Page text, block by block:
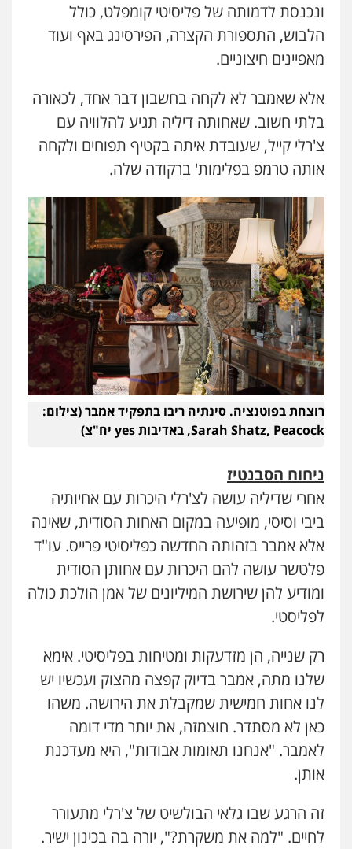
ונכנסת לדמותה של פליסיטי קומפלט, כולל
הלבוש, התספורת הקצרה, הפירסינג באף ועוד
מאפיינים חיצוניים.
אלא שאמבר לא לקחה בחשבון דבר אחד, לכאורה
בלתי חשוב. שאחותה דיליה תגיע להלוויה עם
צ'רלי קייל, שעובדת איתה בקטיף תפוחים ולקחה
אותה טרמפ בפלימות' ברקודה שלה.
רוצחת בפוטנציה. סינתיה ריבו בתפקיד אמבר (צילום:
Sarah Shatz, Peacock, באדיבות yes יח"צ)
ניחוח הסבנטיז
אחרי שדיליה עושה לצ'רלי היכרות עם אחיותיה
ביבי וסיסי, מופיעה במקום האחות הסודית, שאינה
אלא אמבר בזהותה החדשה כפליסיטי פרייס. עו"ד
פלטשר עושה להם היכרות עם אחותן הסודית
ומודיע להן שירושת המיליונים של אמן הולכת כולה
לפליסטי.
רק שנייה, הן מזדעקות ומטיחות בפליסיטי. אימא
שלנו מתה, אמבר בדיוק קפצה מהצוק ועכשיו יש
לנו אחות חמישית שמקבלת את הירושה. משהו
כאן לא מסתדר. חוצמזה, את יותר מדי דומה
לאמבר. "אנחנו תאומות אבודות", היא מעדכנת
אותן.
זה הרגע שבו גלאי הבולשיט של צ'רלי מתעורר
לחיים. "למה את משקרת?", יורה בה בכינון ישיר.